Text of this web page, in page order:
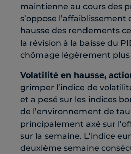
maintienne au cours des
s’oppose
hausse des rendements
la révision à la baisse du
chômage légèrement
Volatilité en hausse,
grimper l’indice de
et a pesé sur les indices
de l’environnement de
principalement axé sur
sur la semaine. L’indice
deuxième semaine